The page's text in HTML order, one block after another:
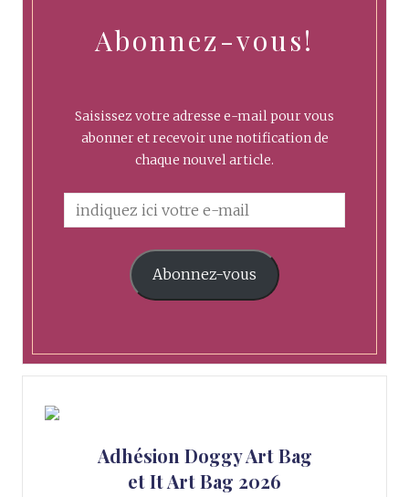
Abonnez-vous!
Saisissez votre adresse e-mail pour vous
abonner et recevoir une notification de
chaque nouvel article.
Abonnez-vous
Adhésion Doggy Art Bag
et It Art Bag 2026